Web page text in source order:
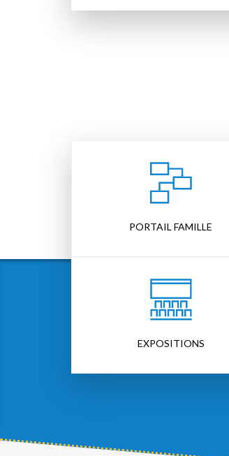
PORTAIL FAMILLE
EXPOSITIONS